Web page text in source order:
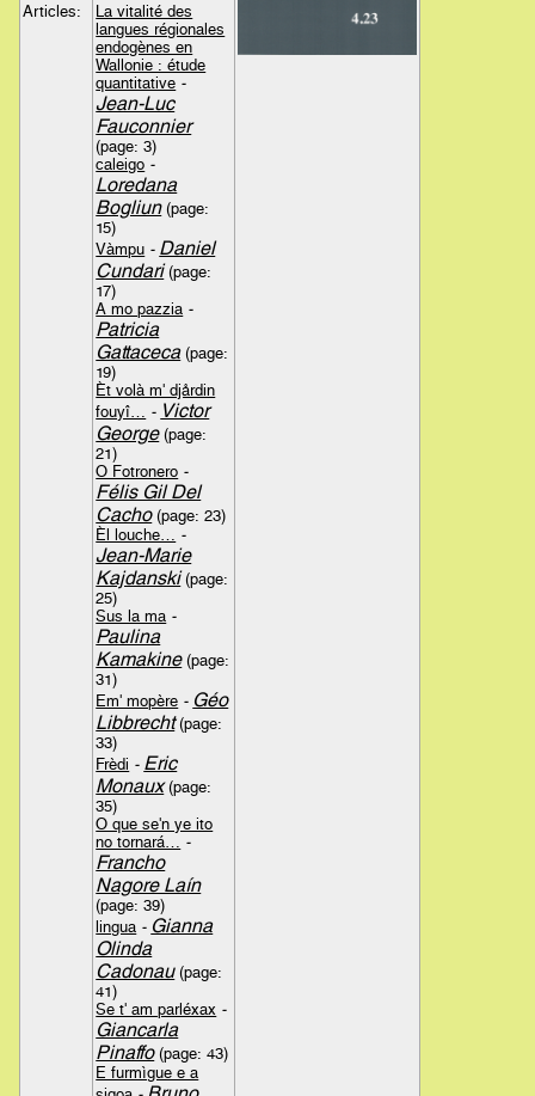
Articles:
La vitalité des
langues régionales
endogènes en
Wallonie : étude
quantitative -
Jean-Luc
Fauconnier
(page: 3)
caleigo -
Loredana
Bogliun(page:
15)
Vàmpu - Daniel
Cundari(page:
17)
A mo pazzia -
Patricia
Gattaceca(page:
19)
Èt volà m' djårdin
fouyî…
- Victor
George(page:
21)
O Fotronero -
Félis Gil Del
Cacho(page: 23)
Èl louche…
-
Jean-Marie
Kajdanski(page:
25)
Sus la ma -
Paulina
Kamakine(page:
31)
Em' mopère - Géo
Libbrecht(page:
33)
Frèdi - Eric
Monaux(page:
35)
O que se'n ye ito
no tornará…
-
Francho
Nagore Laín
(page: 39)
lingua - Gianna
Olinda
Cadonau(page:
41)
Se t' am parléxax -
Giancarla
Pinaffo(page: 43)
E furmìgue e a